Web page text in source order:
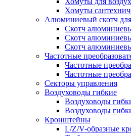
Хомуты
Алюминиевый скотч
Скотч
Скотч
Скотч
Частотные
Частотные
Частотные
Секторы управления
Воздуховоды гибкие
Воздуховоды
Воздуховоды
Кронштейны
L/Z/V-образные